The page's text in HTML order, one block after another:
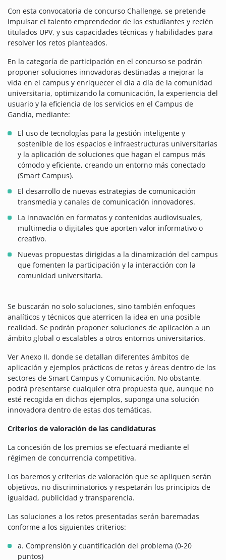
Con esta convocatoria de concurso Challenge, se pretende
impulsar el talento emprendedor de los estudiantes y recién
titulados UPV, y sus capacidades técnicas y habilidades para
resolver los retos planteados.
En la categoría de participación en el concurso se podrán
proponer soluciones innovadoras destinadas a mejorar la
vida en el campus y enriquecer el día a día de la comunidad
universitaria, optimizando la comunicación, la experiencia del
usuario y la eficiencia de los servicios en el Campus de
Gandía, mediante:
El uso de tecnologías para la gestión inteligente y
sostenible de los espacios e infraestructuras universitarias
y la aplicación de soluciones que hagan el campus más
cómodo y eficiente, creando un entorno más conectado
(Smart Campus).
El desarrollo de nuevas estrategias de comunicación
transmedia y canales de comunicación innovadores.
La innovación en formatos y contenidos audiovisuales,
multimedia o digitales que aporten valor informativo o
creativo.
Nuevas propuestas dirigidas a la dinamización del campus
que fomenten la participación y la interacción con la
comunidad universitaria.
Se buscarán no solo soluciones, sino también enfoques
analíticos y técnicos que aterricen la idea en una posible
realidad. Se podrán proponer soluciones de aplicación a un
ámbito global o escalables a otros entornos universitarios.
Ver Anexo II, donde se detallan diferentes ámbitos de
aplicación y ejemplos prácticos de retos y áreas dentro de los
sectores de Smart Campus y Comunicación. No obstante,
podrá presentarse cualquier otra propuesta que, aunque no
esté recogida en dichos ejemplos, suponga una solución
innovadora dentro de estas dos temáticas.
Criterios de valoración de las candidaturas
La concesión de los premios se efectuará mediante el
régimen de concurrencia competitiva.
Los baremos y criterios de valoración que se apliquen serán
objetivos, no discriminatorios y respetarán los principios de
igualdad, publicidad y transparencia.
Las soluciones a los retos presentadas serán baremadas
conforme a los siguientes criterios:
a. Comprensión y cuantificación del problema (0-20
puntos)